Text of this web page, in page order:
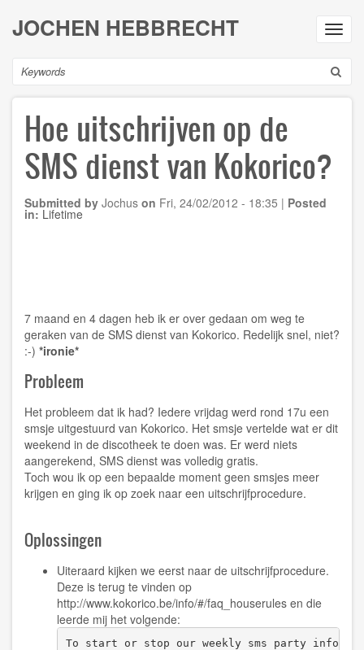
main
content
JOCHEN HEBBRECHT
Search
Hoe uitschrijven op de
SMS dienst van Kokorico?
Submitted by Jochus on Fri, 24/02/2012 - 18:35 | Posted
in: Lifetime
7 maand en 4 dagen heb ik er over gedaan om weg te
geraken van de SMS dienst van Kokorico. Redelijk snel, niet?
:-) *ironie*
Probleem
Het probleem dat ik had? Iedere vrijdag werd rond 17u een
smsje uitgestuurd van Kokorico. Het smsje vertelde wat er dit
weekend in de discotheek te doen was. Er werd niets
aangerekend, SMS dienst was volledig gratis.
Toch wou ik op een bepaalde moment geen smsjes meer
krijgen en ging ik op zoek naar een uitschrijfprocedure.
Oplossingen
Uiteraard kijken we eerst naar de uitschrijfprocedure.
Deze is terug te vinden op
http://www.kokorico.be/info/#/faq_houserules en die
leerde mij het volgende:
To start or stop our weekly sms party info,